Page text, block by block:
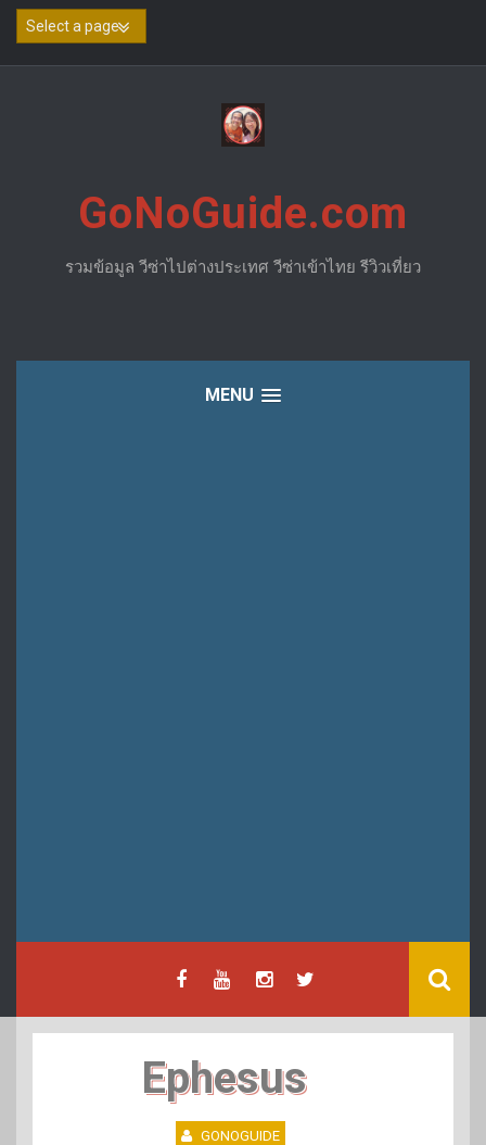
Skip
GoNoGuide.com
รวมข้อมูล วีซ่าไปต่างประเทศ วีซ่าเข้าไทย รีวิวเที่ยว
MENU
Ephesus
GONOGUIDE